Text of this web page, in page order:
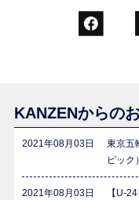
KANZENからの
2021年08月03日
東京
ピック）
2021年08月03日
【U-